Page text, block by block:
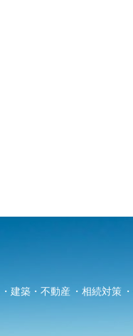
建築・不動産 相続対策